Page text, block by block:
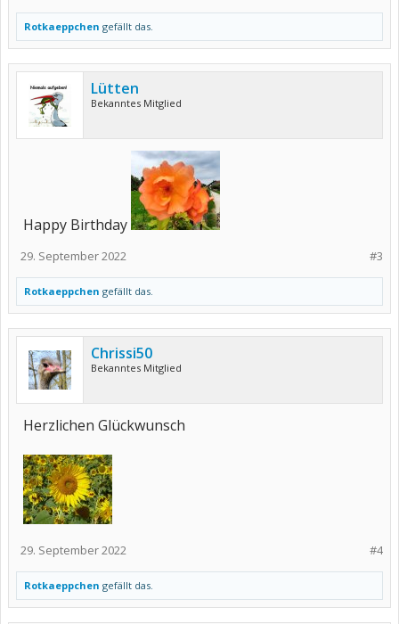
Rotkaeppchen gefällt das.
Lütten
Bekanntes Mitglied
Happy Birthday
#3
29. September 2022
Rotkaeppchen gefällt das.
Chrissi50
Bekanntes Mitglied
Herzlichen Glückwunsch
#4
29. September 2022
Rotkaeppchen gefällt das.